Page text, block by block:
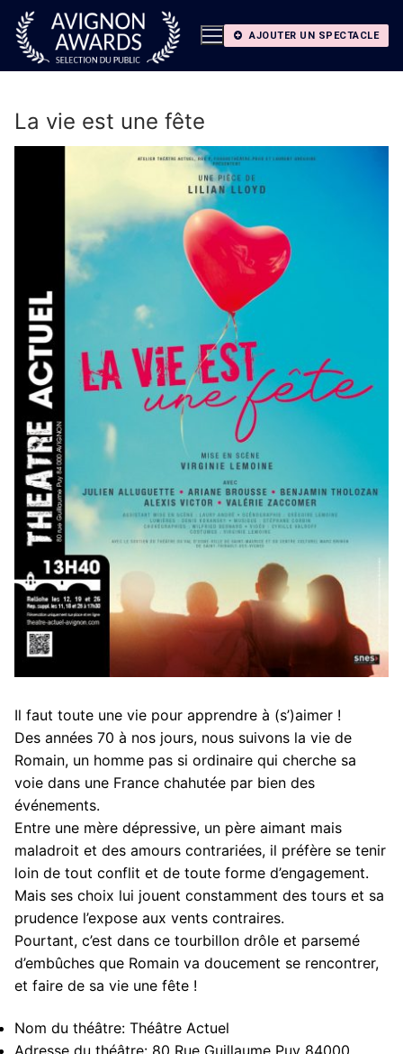
Aller
contenu
AJOUTER UN SPECTACLE
La vie est une fête
Il faut toute une vie pour apprendre à (s’)aimer !
Des années 70 à nos jours, nous suivons la vie de
Romain, un homme pas si ordinaire qui cherche sa
voie dans une France chahutée par bien des
événements.
Entre une mère dépressive, un père aimant mais
maladroit et des amours contrariées, il préfère se tenir
loin de tout conflit et de toute forme d’engagement.
Mais ses choix lui jouent constamment des tours et sa
prudence l’expose aux vents contraires.
Pourtant, c’est dans ce tourbillon drôle et parsemé
d’embûches que Romain va doucement se rencontrer,
et faire de sa vie une fête !
Nom du théâtre: Théâtre Actuel